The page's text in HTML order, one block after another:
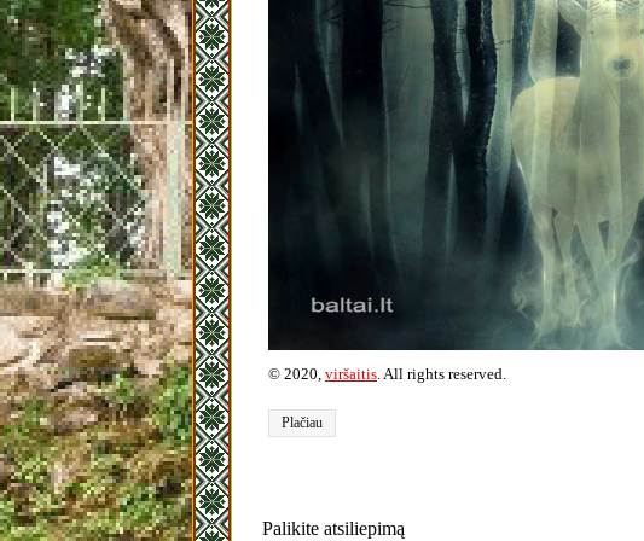
© 2020, viršaitis. All rights reserved.
Plačiau
Palikite atsiliepimą